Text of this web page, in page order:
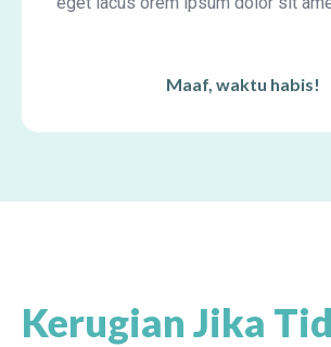
Maaf, waktu habis!
Kerugian Jika